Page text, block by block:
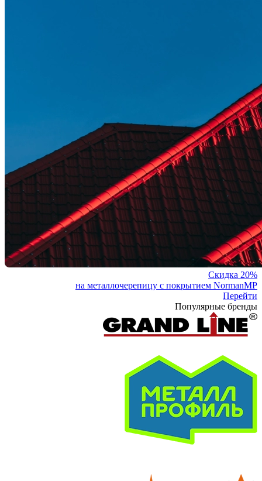
Скидка 20%
на металлочерепицу с покрытием NormanMP
Перейти
Популярные бренды